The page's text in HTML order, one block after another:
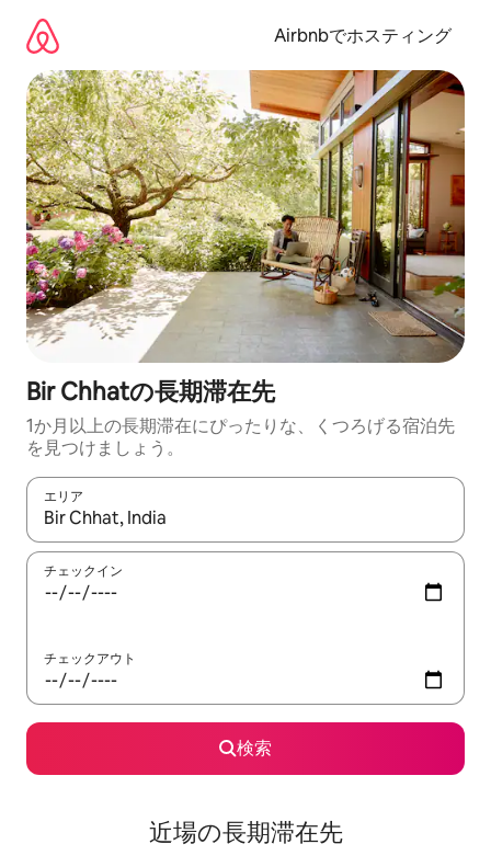
Airbnbでホスティング
Bir Chhatの長期滞在先
1か月以上の長期滞在にぴったりな、くつろげる宿泊先
を見つけましょう。
エリア
検索結果が表示されたら、上下の矢印キーを使って移動するか
チェックイン
チェックアウト
検索
近場の長期滞在先